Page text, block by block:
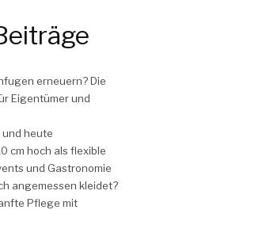
erneuern? Die
Eigentümer und
heute
cm hoch als flexible
und Gastronomie
angemessen kleidet?
Pflege mit